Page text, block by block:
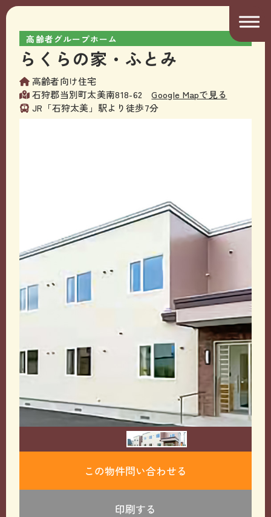
高齢者グループホーム
らくらの家・ふとみ
高齢者向け住宅
石狩郡当別町太美南818-62Google Mapで見る
JR「石狩太美」駅より徒歩7分
この物件問い合わせる
印刷する